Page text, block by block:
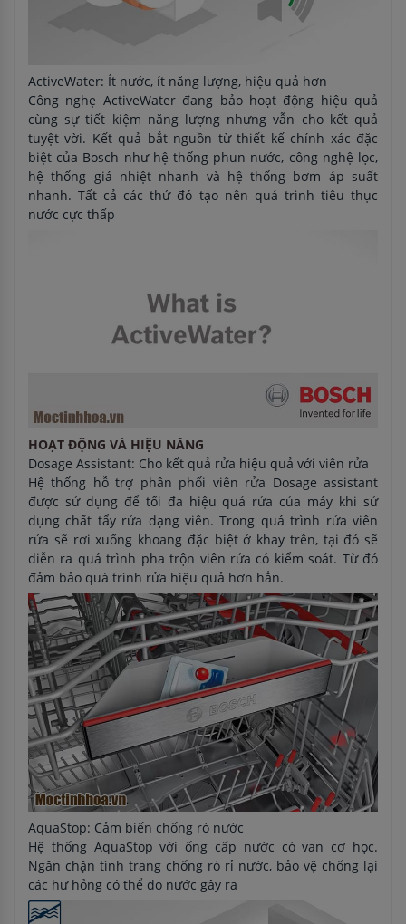
ActiveWater: Ít nước, ít năng lượng, hiệu quả hơn
Công nghẹ ActiveWater đang bảo hoạt động hiệu quả
cùng sự tiết kiệm năng lượng nhưng vẫn cho kết quả
tuyệt vời. Kết quả bắt nguồn từ thiết kế chính xác đặc
biệt của Bosch như hệ thống phun nước, công nghệ lọc,
hệ thống giá nhiệt nhanh và hệ thống bơm áp suất
nhanh. Tất cả các thứ đó tạo nên quá trình tiêu thục
nước cực thấp
HOẠT ĐỘNG VÀ HIỆU NĂNG
Dosage Assistant: Cho kết quả rửa hiệu quả với viên rửa
Hệ thống hỗ trợ phân phối viên rửa Dosage assistant
được sử dụng để tối đa hiệu quả rửa của máy khi sử
dụng chất tẩy rửa dạng viên. Trong quá trình rửa viên
rửa sẽ rơi xuống khoang đặc biệt ở khay trên, tại đó sẽ
diễn ra quá trình pha trộn viên rửa có kiểm soát. Từ đó
đảm bảo quá trình rửa hiệu quả hơn hẳn.
AquaStop: Cảm biến chống rò nước
Hệ thống AquaStop với ống cấp nước có van cơ học.
Ngăn chặn tình trang chống rò rỉ nước, bảo vệ chống lại
các hư hỏng có thể do nước gây ra